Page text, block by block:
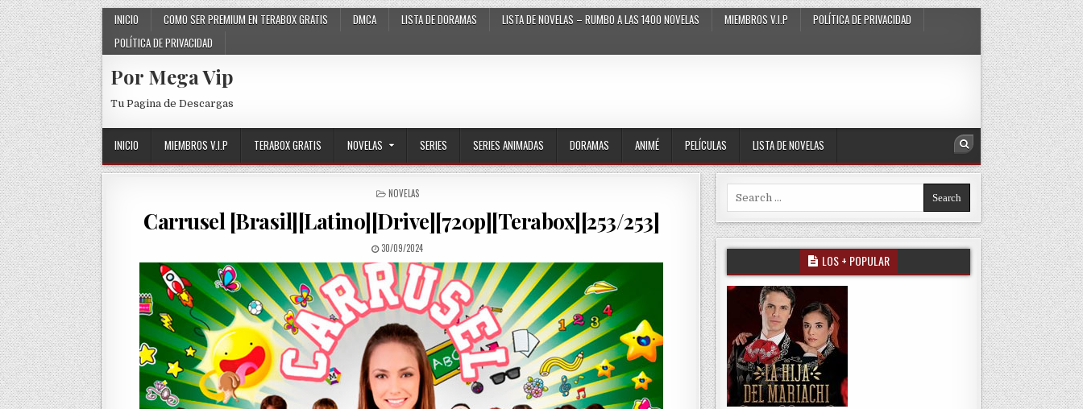
Skip to content INICIO COMO SER PREMIUM EN TERABOX GRATIS DMCA LISTA DE DORAMAS LISTA DE NOVELAS – RUMBO A LAS 1400 NOVELAS MIEMBROS V.I.P
POLÍTICA DE PRIVACIDAD
POLÍTICA DE PRIVACIDAD
Por Mega Vip
Tu Pagina de Descargas
INICIO MIEMBROS V.I.P TERABOX GRATIS NOVELAS SERIES SERIES ANIMADAS DORAMAS ANIMÉ PELÍCULAS LISTA DE NOVELAS Search
POSTED IN
NOVELAS
Carrusel [Brasil][Latino][Drive][720p][Terabox][253/253]
PUBLISHED DATE:
30/09/2024
Search for:
LOS + POPULAR